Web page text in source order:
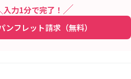
入力1分で完了！
ンフレット請求（無料）